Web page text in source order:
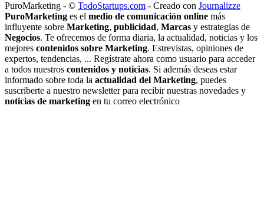
PuroMarketing - © TodoStartups.com - Creado con Journalizze
PuroMarketing es el medio de comunicación online más
influyente sobre Marketing, publicidad, Marcas y estrategias de
Negocios. Te ofrecemos de forma diaria, la actualidad, noticias y los
mejores contenidos sobre Marketing. Estrevistas, opiniones de
expertos, tendencias, ... Regístrate ahora como usuario para acceder
a todos nuestros contenidos y noticias. Si además deseas estar
informado sobre toda la actualidad del Marketing, puedes
suscriberte a nuestro newsletter para recibir nuestras novedades y
noticias de marketing en tu correo electrónico